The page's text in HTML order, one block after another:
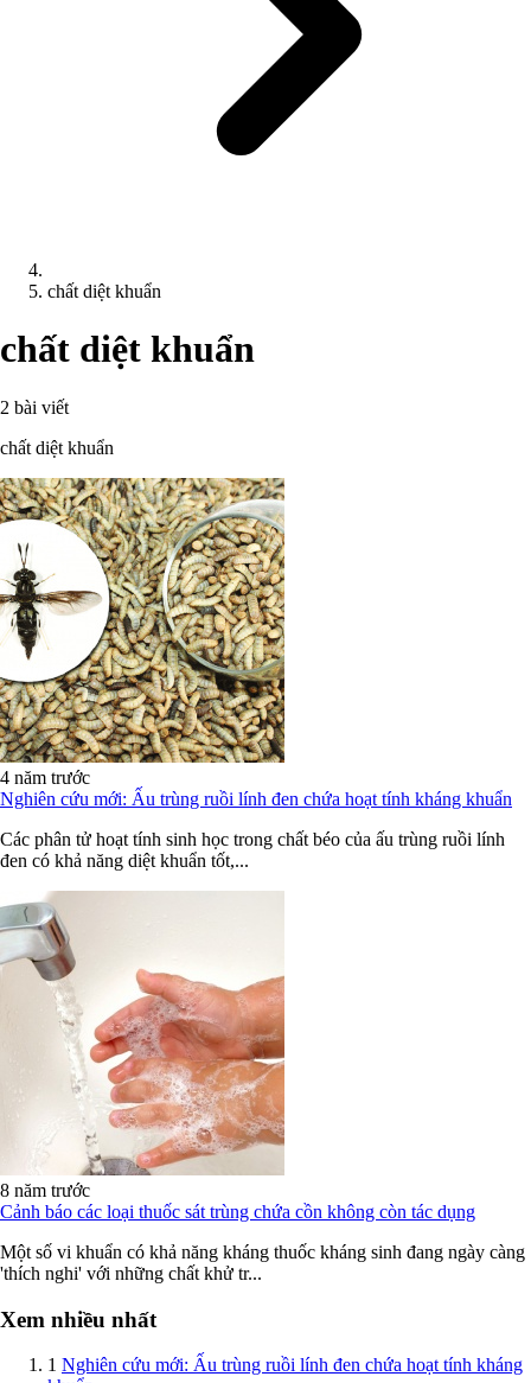
chất diệt khuẩn
chất diệt khuẩn
2 bài viết
chất diệt khuẩn
4 năm trước
Nghiên cứu mới: Ấu trùng ruồi lính đen chứa hoạt tính kháng khuẩn
Các phân tử hoạt tính sinh học trong chất béo của ấu trùng ruồi lính
đen có khả năng diệt khuẩn tốt,...
8 năm trước
Cảnh báo các loại thuốc sát trùng chứa cồn không còn tác dụng
Một số vi khuẩn có khả năng kháng thuốc kháng sinh đang ngày càng
'thích nghi' với những chất khử tr...
Xem nhiều nhất
1 Nghiên cứu mới: Ấu trùng ruồi lính đen chứa hoạt tính kháng